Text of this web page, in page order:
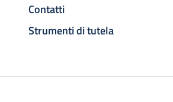
Contatti
Strumenti di tutela